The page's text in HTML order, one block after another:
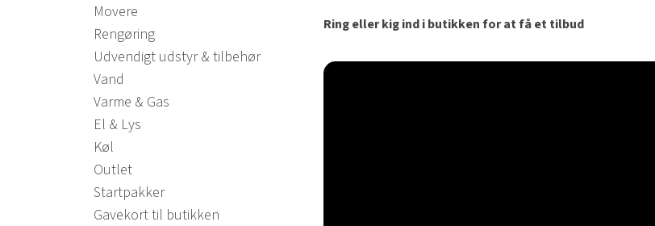
Movere
Rengøring
Udvendigt udstyr & tilbehør
Vand
Varme & Gas
El & Lys
Køl
Outlet
Startpakker
Gavekort til butikken
Ring eller kig ind i butikken for at få et tilbud